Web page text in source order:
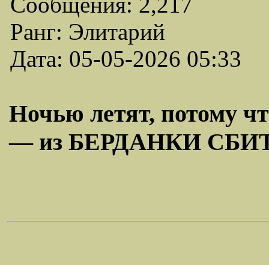
Ранг: Элитарий
Дата: 05-05-2026 05:33
Ночью летят, потому
— из БЕРДАНКИ